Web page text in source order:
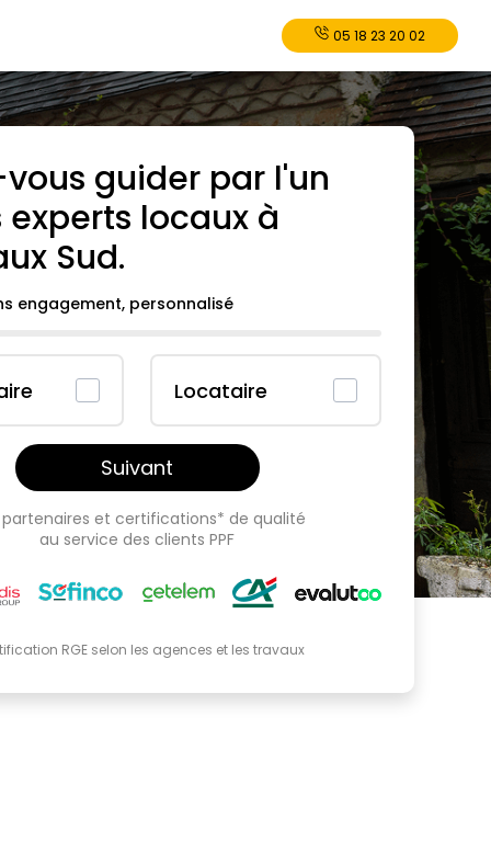
05 18 23 20 02
guider par l'un
experts locaux à
Sud.
engagement, personnalisé
Locataire
Suivant
partenaires et certifications* de qualité
au service des clients PPF
RGE selon les agences et les travaux